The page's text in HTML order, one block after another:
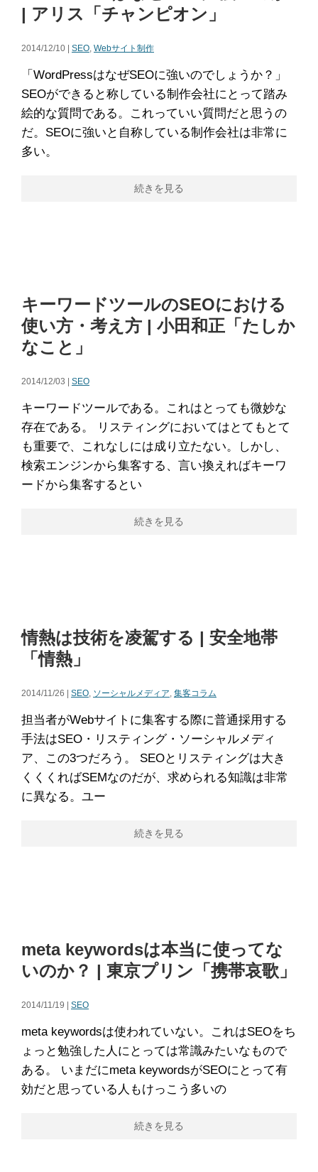
| アリス「チャンピオン」
2014/12/10 | SEO, Webサイト制作
「WordPressはなぜSEOに強いのでしょうか？」
SEOができると称している制作会社にとって踏み
絵的な質問である。これっていい質問だと思うの
だ。SEOに強いと自称している制作会社は非常に
多い。
続きを見る
キーワードツールのSEOにおける
使い方・考え方 | 小田和正「たしか
なこと」
2014/12/03 | SEO
キーワードツールである。これはとっても微妙な
存在である。 リスティングにおいてはとてもとて
も重要で、これなしには成り立たない。しかし、
検索エンジンから集客する、言い換えればキーワ
ードから集客するとい
続きを見る
情熱は技術を凌駕する | 安全地帯
「情熱」
2014/11/26 | SEO, ソーシャルメディア, 集客コラム
担当者がWebサイトに集客する際に普通採用する
手法はSEO・リスティング・ソーシャルメディ
ア、この3つだろう。 SEOとリスティングは大き
くくくればSEMなのだが、求められる知識は非常
に異なる。ユー
続きを見る
meta keywordsは本当に使ってな
いのか？ | 東京プリン「携帯哀歌」
2014/11/19 | SEO
meta keywordsは使われていない。これはSEOをち
ょっと勉強した人にとっては常識みたいなもので
ある。 いまだにmeta keywordsがSEOにとって有
効だと思っている人もけっこう多いの
続きを見る